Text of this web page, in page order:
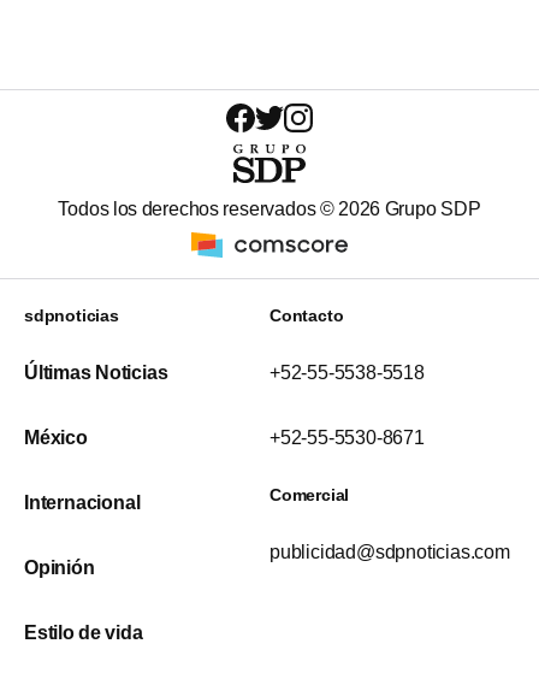
Todos los derechos reservados © 2026 Grupo SDP
sdpnoticias
Últimas Noticias
México
Internacional
Opinión
Estilo de vida
Contacto
+52-55-5538-5518
+52-55-5530-8671
Comercial
publicidad@sdpnoticias.com